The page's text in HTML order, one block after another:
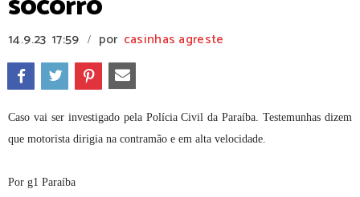
14.9.23 17:59 / por casinhas agreste
Caso vai ser investigado pela Polícia Civil da Paraíba. Testemunhas dizem
que motorista dirigia na contramão e em alta velocidade.
Por g1 Paraíba